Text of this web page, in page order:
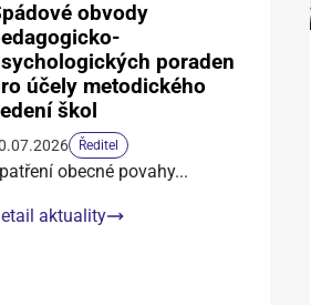
obvody
poraden
účely metodického
škol
Ředitel
obecné povahy...
aktuality